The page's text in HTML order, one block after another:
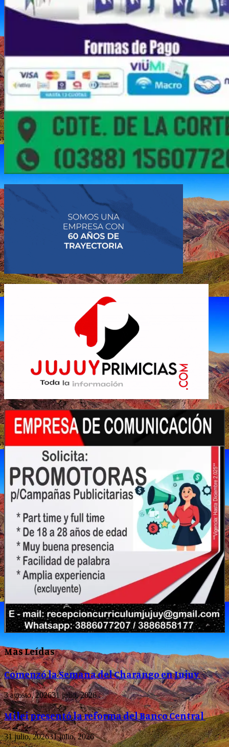
Mas Leídas
Comenzó la Semana del Charango en Jujuy
3 agosto, 202631 julio, 2026
Milei presentó la reforma del Banco Central
31 julio, 202631 julio, 2026